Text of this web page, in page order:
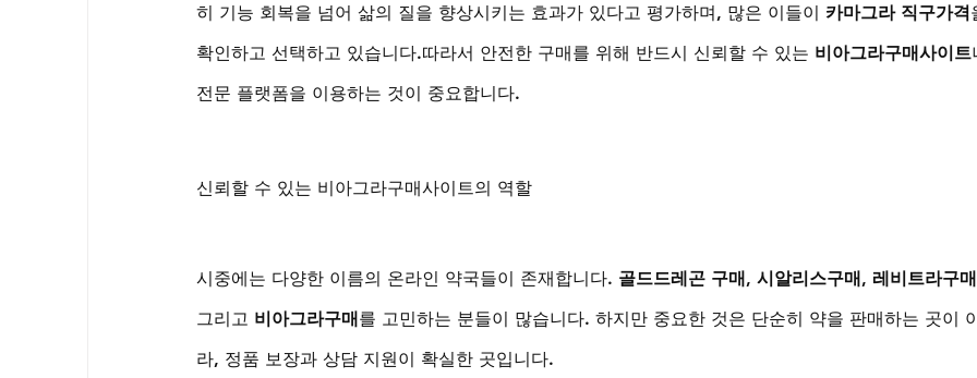
히 기능 회복을 넘어 삶의 질을 향상시키는 효과가 있다고 평가하며, 많은 이들이 카마그라 직구가격
확인하고 선택하고 있습니다.따라서 안전한 구매를 위해 반드시 신뢰할 수 있는 비아그라구매사이트
전문 플랫폼을 이용하는 것이 중요합니다.
신뢰할 수 있는 비아그라구매사이트의 역할
시중에는 다양한 이름의 온라인 약국들이 존재합니다. 골드드레곤 구매, 시알리스구매, 레비트라구매
그리고 비아그라구매를 고민하는 분들이 많습니다. 하지만 중요한 것은 단순히 약을 판매하는 곳이
라, 정품 보장과 상담 지원이 확실한 곳입니다.